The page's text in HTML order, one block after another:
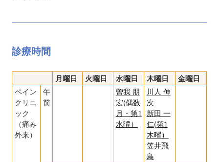
診療時間
月曜日 火曜日 水曜日 木曜日 金曜日
ペイン
クリニ
ック
（痛み
外来）
午
前
曽我 朋
宏(偶数
月・第1
水曜）
川人 伸
次
新田 一
仁(第1
木曜）
笠井飛
鳥